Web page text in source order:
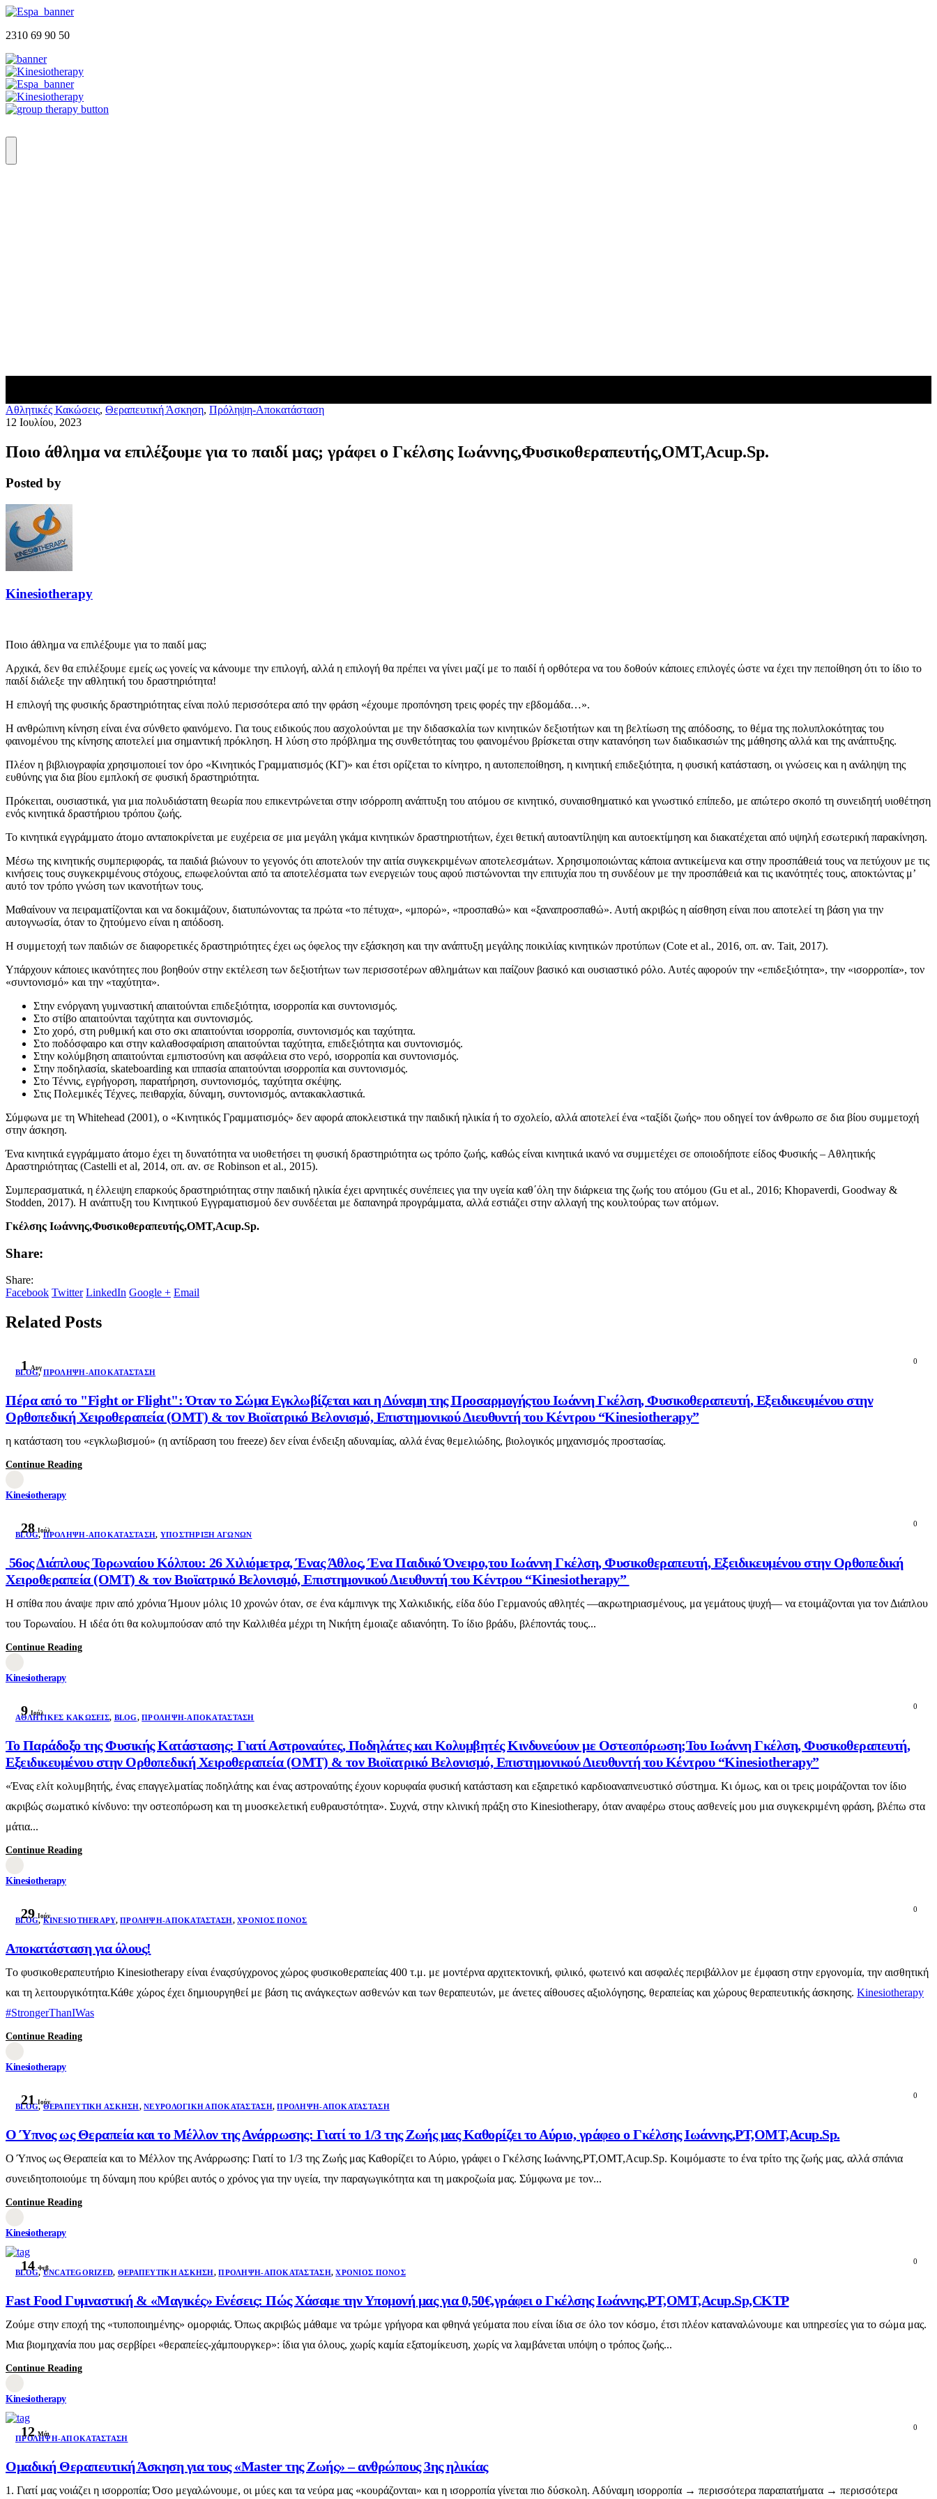
2310 69 90 50
Aθλητικές Κακώσεις, Θεραπευτική Άσκηση, Πρόληψη-Αποκατάσταση
12 Ιουλίου, 2023
Ποιο άθλημα να επιλέξουμε για το παιδί μας; γράφει ο Γκέλσης Ιωάννης,Φυσικοθεραπευτής,ΟΜΤ,Acup.Sp.
Posted by
Kinesiotherapy
Ποιο άθλημα να επιλέξουμε για το παιδί μας;
Αρχικά, δεν θα επιλέξουμε εμείς ως γονείς να κάνουμε την επιλογή, αλλά η επιλογή θα πρέπει να γίνει μαζί με το παιδί ή ορθότερα να του δοθούν κάποιες επιλογές ώστε να έχει την πεποίθηση ότι το ίδιο το
παιδί διάλεξε την αθλητική του δραστηριότητα!
Η επιλογή της φυσικής δραστηριότητας είναι πολύ περισσότερα από την φράση «έχουμε προπόνηση τρεις φορές την εβδομάδα…».
Η ανθρώπινη κίνηση είναι ένα σύνθετο φαινόμενο. Για τους ειδικούς που ασχολούνται με την διδασκαλία των κινητικών δεξιοτήτων και τη βελτίωση της απόδοσης, το θέμα της πολυπλοκότητας του
φαινομένου της κίνησης αποτελεί μια σημαντική πρόκληση. Η λύση στο πρόβλημα της συνθετότητας του φαινομένου βρίσκεται στην κατανόηση των διαδικασιών της μάθησης αλλά και της ανάπτυξης.
Πλέον η βιβλιογραφία χρησιμοποιεί τον όρο «Κινητικός Γραμματισμός (ΚΓ)» και έτσι ορίζεται το κίνητρο, η αυτοπεποίθηση, η κινητική επιδεξιότητα, η φυσική κατάσταση, οι γνώσεις και η ανάληψη της
ευθύνης για δια βίου εμπλοκή σε φυσική δραστηριότητα.
Πρόκειται, ουσιαστικά, για μια πολυδιάστατη θεωρία που επικεντρώνεται στην ισόρροπη ανάπτυξη του ατόμου σε κινητικό, συναισθηματικό και γνωστικό επίπεδο, με απώτερο σκοπό τη συνειδητή υιοθέτηση
ενός κινητικά δραστήριου τρόπου ζωής.
Το κινητικά εγγράμματο άτομο ανταποκρίνεται με ευχέρεια σε μια μεγάλη γκάμα κινητικών δραστηριοτήτων, έχει θετική αυτοαντίληψη και αυτοεκτίμηση και διακατέχεται από υψηλή εσωτερική παρακίνηση.
Μέσω της κινητικής συμπεριφοράς, τα παιδιά βιώνουν το γεγονός ότι αποτελούν την αιτία συγκεκριμένων αποτελεσμάτων. Χρησιμοποιώντας κάποια αντικείμενα και στην προσπάθειά τους να πετύχουν με τις
κινήσεις τους συγκεκριμένους στόχους, επωφελούνται από τα αποτελέσματα των ενεργειών τους αφού πιστώνονται την επιτυχία που τη συνδέουν με την προσπάθειά και τις ικανότητές τους, αποκτώντας μ’
αυτό τον τρόπο γνώση των ικανοτήτων τους.
Μαθαίνουν να πειραματίζονται και να δοκιμάζουν, διατυπώνοντας τα πρώτα «το πέτυχα», «μπορώ», «προσπαθώ» και «ξαναπροσπαθώ». Αυτή ακριβώς η αίσθηση είναι που αποτελεί τη βάση για την
αυτογνωσία, όταν το ζητούμενο είναι η απόδοση.
Η συμμετοχή των παιδιών σε διαφορετικές δραστηριότητες έχει ως όφελος την εξάσκηση και την ανάπτυξη μεγάλης ποικιλίας κινητικών προτύπων (Cote et al., 2016, οπ. αν. Tait, 2017).
Υπάρχουν κάποιες ικανότητες που βοηθούν στην εκτέλεση των δεξιοτήτων των περισσοτέρων αθλημάτων και παίζουν βασικό και ουσιαστικό ρόλο. Αυτές αφορούν την «επιδεξιότητα», την «ισορροπία», τον
«συντονισμό» και την «ταχύτητα».
Στην ενόργανη γυμναστική απαιτούνται επιδεξιότητα, ισορροπία και συντονισμός.
Στο στίβο απαιτούνται ταχύτητα και συντονισμός.
Στο χορό, στη ρυθμική και στο σκι απαιτούνται ισορροπία, συντονισμός και ταχύτητα.
Στο ποδόσφαιρο και στην καλαθοσφαίριση απαιτούνται ταχύτητα, επιδεξιότητα και συντονισμός.
Στην κολύμβηση απαιτούνται εμπιστοσύνη και ασφάλεια στο νερό, ισορροπία και συντονισμός.
Στην ποδηλασία, skateboarding και ιππασία απαιτούνται ισορροπία και συντονισμός.
Στο Τέννις, εγρήγορση, παρατήρηση, συντονισμός, ταχύτητα σκέψης.
Στις Πολεμικές Τέχνες, πειθαρχία, δύναμη, συντονισμός, αντακακλαστικά.
Σύμφωνα με τη Whitehead (2001), ο «Κινητικός Γραμματισμός» δεν αφορά αποκλειστικά την παιδική ηλικία ή το σχολείο, αλλά αποτελεί ένα «ταξίδι ζωής» που οδηγεί τον άνθρωπο σε δια βίου συμμετοχή
στην άσκηση.
Ένα κινητικά εγγράμματο άτομο έχει τη δυνατότητα να υιοθετήσει τη φυσική δραστηριότητα ως τρόπο ζωής, καθώς είναι κινητικά ικανό να συμμετέχει σε οποιοδήποτε είδος Φυσικής – Αθλητικής
Δραστηριότητας (Castelli et al, 2014, οπ. αν. σε Robinson et al., 2015).
Συμπερασματικά, η έλλειψη επαρκούς δραστηριότητας στην παιδική ηλικία έχει αρνητικές συνέπειες για την υγεία καθ΄όλη την διάρκεια της ζωής του ατόμου (Gu et al., 2016; Κhopaverdi, Goodway &
Stodden, 2017). Η ανάπτυξη του Κινητικού Εγγραματισμού δεν συνδέεται με δαπανηρά προγράμματα, αλλά εστιάζει στην αλλαγή της κουλτούρας των ατόμων.
Γκέλσης Ιωάννης,Φυσικοθεραπευτής,OMT,Acup.Sp.
Share:
Share:
Facebook Twitter LinkedIn Google + Email
Related Posts
1 Αυγ
0
BLOG, ΠΡΌΛΗΨΗ-ΑΠΟΚΑΤΆΣΤΑΣΗ
Πέρα από το "Fight or Flight": Όταν το Σώμα Εγκλωβίζεται και η Δύναμη της Προσαρμογήςτου Ιωάννη Γκέλση, Φυσικοθεραπευτή, Εξειδικευμένου στην
Ορθοπεδική Χειροθεραπεία (OMT) & τον Βιοϊατρικό Βελονισμό, Επιστημονικού Διευθυντή του Κέντρου “Kinesiotherapy”
η κατάσταση του «εγκλωβισμού» (η αντίδραση του freeze) δεν είναι ένδειξη αδυναμίας, αλλά ένας θεμελιώδης, βιολογικός μηχανισμός προστασίας.
Continue Reading
Kinesiotherapy
28 Ιούλ
0
BLOG,ΠΡΌΛΗΨΗ-ΑΠΟΚΑΤΆΣΤΑΣΗ, ΥΠΟΣΤΉΡΙΞΗ ΑΓΏΝΩΝ
56ος Διάπλους Τορωναίου Κόλπου: 26 Χιλιόμετρα, Ένας Άθλος, Ένα Παιδικό Όνειρο,του Ιωάννη Γκέλση, Φυσικοθεραπευτή, Εξειδικευμένου στην Ορθοπεδική
Χειροθεραπεία (OMT) & τον Βιοϊατρικό Βελονισμό, Επιστημονικού Διευθυντή του Κέντρου “Kinesiotherapy”
Η σπίθα που άναψε πριν από χρόνια Ήμουν μόλις 10 χρονών όταν, σε ένα κάμπινγκ της Χαλκιδικής, είδα δύο Γερμανούς αθλητές —ακρωτηριασμένους, μα γεμάτους ψυχή— να ετοιμάζονται για τον Διάπλου
του Τορωναίου. Η ιδέα ότι θα κολυμπούσαν από την Καλλιθέα μέχρι τη Νικήτη έμοιαζε αδιανόητη. Το ίδιο βράδυ, βλέποντάς τους...
Continue Reading
Kinesiotherapy
9 Ιούλ
0
AΘΛΗΤΙΚΈΣ ΚΑΚΏΣΕΙΣ, BLOG,ΠΡΌΛΗΨΗ-ΑΠΟΚΑΤΆΣΤΑΣΗ
Το Παράδοξο της Φυσικής Κατάστασης: Γιατί Αστροναύτες, Ποδηλάτες και Κολυμβητές Κινδυνεύουν με Οστεοπόρωση;Του Ιωάννη Γκέλση, Φυσικοθεραπευτή,
Εξειδικευμένου στην Ορθοπεδική Χειροθεραπεία (OMT) & τον Βιοϊατρικό Βελονισμό, Επιστημονικού Διευθυντή του Κέντρου “Kinesiotherapy”
«Ένας ελίτ κολυμβητής, ένας επαγγελματίας ποδηλάτης και ένας αστροναύτης έχουν κορυφαία φυσική κατάσταση και εξαιρετικό καρδιοαναπνευστικό σύστημα. Κι όμως, και οι τρεις μοιράζονται τον ίδιο
ακριβώς σωματικό κίνδυνο: την οστεοπόρωση και τη μυοσκελετική ευθραυστότητα». Συχνά, στην κλινική πράξη στο Kinesiotherapy, όταν αναφέρω στους ασθενείς μου μια συγκεκριμένη φράση, βλέπω στα
μάτια...
Continue Reading
Kinesiotherapy
29 Ιούν
0
BLOG,KINESIOTHERAPY,ΠΡΌΛΗΨΗ-ΑΠΟΚΑΤΆΣΤΑΣΗ,ΧΡΌΝΙΟΣ ΠΌΝΟΣ
Αποκατάσταση για όλους!
Τo φυσικοθεραπευτήριο Kinesiotherapy είναι έναςσύγχρονος χώρος φυσικοθεραπείας 400 τ.μ. με μοντέρνα αρχιτεκτονική, φιλικό, φωτεινό και ασφαλές περιβάλλον με έμφαση στην εργονομία, την αισθητική
και τη λειτουργικότητα.Κάθε χώρος έχει δημιουργηθεί με βάση τις ανάγκεςτων ασθενών και των θεραπευτών, με άνετες αίθουσες αξιολόγησης, θεραπείας και χώρους θεραπευτικής άσκησης. Kinesiotherapy
#StrongerThanIWas
Continue Reading
Kinesiotherapy
21 Ιούν
0
BLOG,ΘΕΡΑΠΕΥΤΙΚΉ ΆΣΚΗΣΗ,ΝΕΥΡΟΛΟΓΙΚΉ ΑΠΟΚΑΤΆΣΤΑΣΗ,ΠΡΌΛΗΨΗ-ΑΠΟΚΑΤΆΣΤΑΣΗ
Ο Ύπνος ως Θεραπεία και το Μέλλον της Ανάρρωσης: Γιατί το 1/3 της Ζωής μας Καθορίζει το Αύριο, γράφεο ο Γκέλσης Ιωάννης,PT,OMT,Acup.Sp.
Ο Ύπνος ως Θεραπεία και το Μέλλον της Ανάρρωσης: Γιατί το 1/3 της Ζωής μας Καθορίζει το Αύριο, γράφει ο Γκέλσης Ιωάννης,PT,OMT,Acup.Sp. Κοιμόμαστε το ένα τρίτο της ζωής μας, αλλά σπάνια
συνειδητοποιούμε τη δύναμη που κρύβει αυτός ο χρόνος για την υγεία, την παραγωγικότητα και τη μακροζωία μας. Σύμφωνα με τον...
Continue Reading
Kinesiotherapy
14 Φεβ
0
BLOG,UNCATEGORIZED, ΘΕΡΑΠΕΥΤΙΚΉ ΆΣΚΗΣΗ,ΠΡΌΛΗΨΗ-ΑΠΟΚΑΤΆΣΤΑΣΗ,ΧΡΌΝΙΟΣ ΠΌΝΟΣ
Fast Food Γυμναστική & «Μαγικές» Ενέσεις: Πώς Χάσαμε την Υπομονή μας για 0,50€,γράφει ο Γκέλσης Ιωάννης,PT,OMT,Acup.Sp,CKTP
Ζούμε στην εποχή της «τυποποιημένης» ομορφιάς. Όπως ακριβώς μάθαμε να τρώμε γρήγορα και φθηνά γεύματα που είναι ίδια σε όλο τον κόσμο, έτσι πλέον καταναλώνουμε και υπηρεσίες για το σώμα μας.
Μια βιομηχανία που μας σερβίρει «θεραπείες-χάμπουργκερ»: ίδια για όλους, χωρίς καμία εξατομίκευση, χωρίς να λαμβάνεται υπόψη ο τρόπος ζωής...
Continue Reading
Kinesiotherapy
12 Μάι
0
ΠΡΌΛΗΨΗ-ΑΠΟΚΑΤΆΣΤΑΣΗ
Ομαδική Θεραπευτική Άσκηση για τους «Master της Ζωής» – ανθρώπους 3ης ηλικίας
1. Γιατί μας νοιάζει η ισορροπία; Όσο μεγαλώνουμε, οι μύες και τα νεύρα μας «κουράζονται» και η ισορροπία γίνεται πιο δύσκολη. Αδύναμη ισορροπία → περισσότερα παραπατήματα → περισσότερα